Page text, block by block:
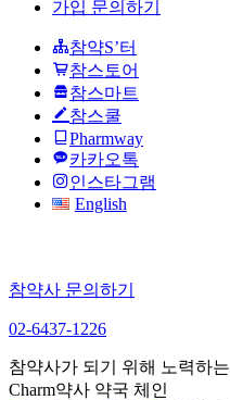
가입 문의하기
참약S’터
참스토어
참스마트
참스쿨
Pharmway
카카오톡
인스타그램
English
참약사 문의하기
02-6437-1226
참약사가 되기 위해 노력하는
Charm약사 약국 체인